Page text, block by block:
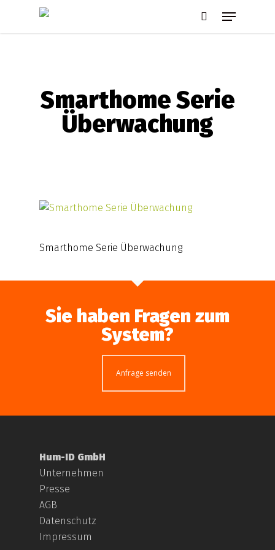
Menu
Smarthome Serie
Überwachung
Smarthome Serie Überwachung
Sie haben Fragen zum
System?
Anfrage senden
Hum-ID GmbH
Unternehmen
Presse
AGB
Datenschutz
Impressum